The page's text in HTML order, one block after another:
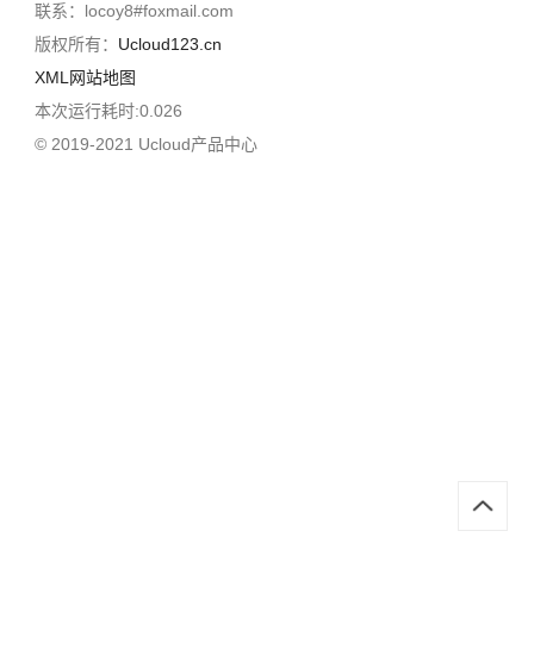
联系：locoy8#foxmail.com
版权所有： Ucloud123.cn
XML网站地图
本次运行耗时:0.026
© 2019-2021 Ucloud产品中心